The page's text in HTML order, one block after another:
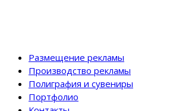
Размещение рекламы
Производство рекламы
Полиграфия и сувениры
Портфолио